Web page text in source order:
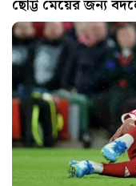
ছোট্ট মেয়ের জন্য